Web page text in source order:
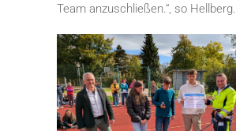
Team anzuschließen.“, so Hellberg.